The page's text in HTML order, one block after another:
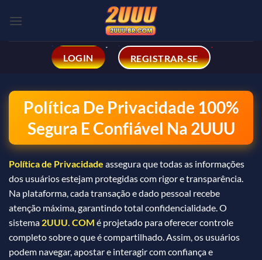
LOGIN
REGISTRAR-SE
Política De Privacidade 100%
Segura E Confiável Na 2UUU
Política de Privacidade assegura que todas as informações
dos usuários estejam protegidas com rigor e transparência.
Na plataforma, cada transação e dado pessoal recebe
atenção máxima, garantindo total confidencialidade. O
sistema 2UUU. COM é projetado para oferecer controle
completo sobre o que é compartilhado. Assim, os usuários
podem navegar, apostar e interagir com confiança e